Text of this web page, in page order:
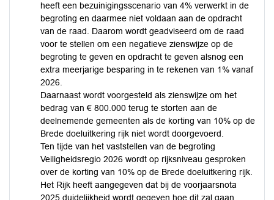
heeft een bezuinigingsscenario van 4% verwerkt in de
begroting en daarmee niet voldaan aan de opdracht
van de raad. Daarom wordt geadviseerd om de raad
voor te stellen om een negatieve zienswijze op de
begroting te geven en opdracht te geven alsnog een
extra meerjarige besparing in te rekenen van 1% vanaf
2026.
Daarnaast wordt voorgesteld als zienswijze om het
bedrag van € 800.000 terug te storten aan de
deelnemende gemeenten als de korting van 10% op de
Brede doeluitkering rijk niet wordt doorgevoerd.
Ten tijde van het vaststellen van de begroting
Veiligheidsregio 2026 wordt op rijksniveau gesproken
over de korting van 10% op de Brede doeluitkering rijk.
Het Rijk heeft aangegeven dat bij de voorjaarsnota
2025 duidelijkheid wordt gegeven hoe dit zal gaan